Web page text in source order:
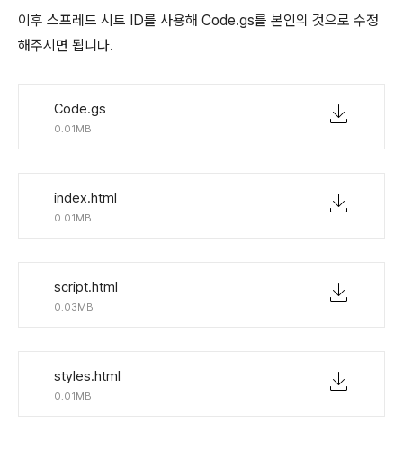
이후 스프레드 시트 ID를 사용해 Code.gs를 본인의 것으로 수정
해주시면 됩니다.
Code.gs
0.01MB
index.html
0.01MB
script.html
0.03MB
styles.html
0.01MB